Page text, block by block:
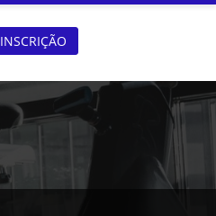
INSCRIÇÃO